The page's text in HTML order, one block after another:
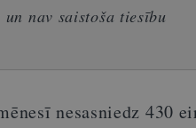
nav saistoša tiesību
nesasniedz 430